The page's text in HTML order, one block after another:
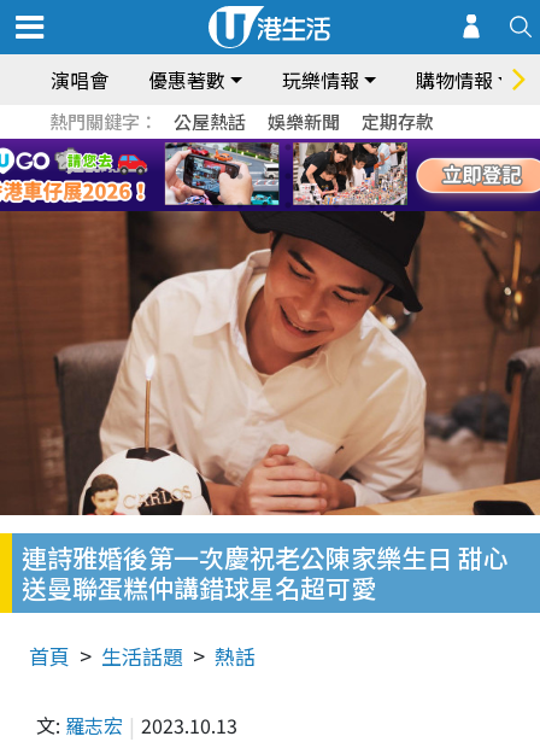
演唱會 優惠著數 玩樂情報 購物情報
熱門關鍵字： 公屋熱話 娛樂新聞 定期存款
連詩雅婚後第一次慶祝老公陳家樂生日 甜心
送曼聯蛋糕仲講錯球星名超可愛
首頁 生活話題 熱話
文: 羅志宏 2023.10.13